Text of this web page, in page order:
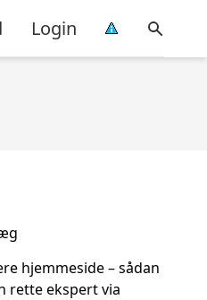
Login
hjemmeside – sådan
rette ekspert via